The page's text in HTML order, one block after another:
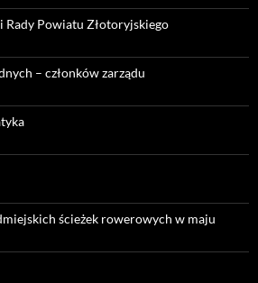
Rady Powiatu Złotoryjskiego
– członków zarządu
ścieżek rowerowych w maju